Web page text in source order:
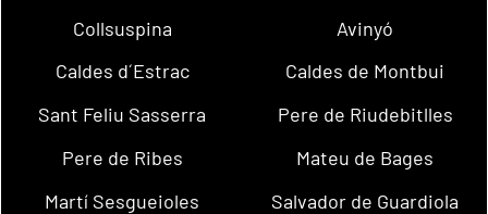
Collsuspina
Avinyó
Caldes d´Estrac
Caldes de Montbui
Sant Feliu Sasserra
Pere de Riudebitlles
Pere de Ribes
Mateu de Bages
Martí Sesgueioles
Salvador de Guardiola